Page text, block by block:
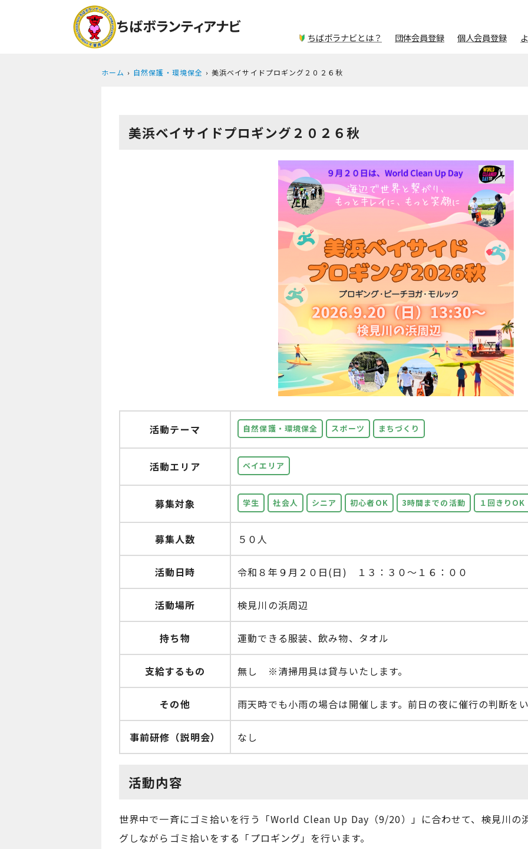
ちばボラナビとは？ 団体会員登録 個人会員登録
ホーム 自然保護・環境保全 美浜ベイサイドプロギング２０２６秋
美浜ベイサイドプロギング２０２６秋
活動テーマ 自然保護・環境保全 スポーツ まちづくり
活動エリア ベイエリア
募集対象 学生 社会人 シニア 初心者OK 3時間までの活動 １回きりOK
募集人数 ５０人
活動日時 令和８年９月２０日(日) １３：３０～１６：００
活動場所 検見川の浜周辺
持ち物 運動できる服装、飲み物、タオル
支給するもの 無し ※清掃用具は貸与いたします。
その他 雨天時でも小雨の場合は開催します。前日の夜に催行の判断をい
事前研修（説明会） なし
活動内容
世界中で一斉にゴミ拾いを行う「World Clean Up Day（9/20）」に合わせて、検見川の
グしながらゴミ拾いをする「プロギング」を行います。